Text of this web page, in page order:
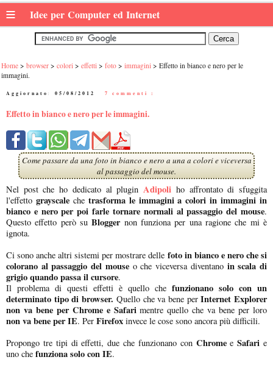
≡ Idee per Computer ed Internet
Home browser colori effetti foto immagini
Effetto in bianco e nero per le
immagini.
Aggiornato: 05/08/2012 7 commenti :
Effetto in bianco e nero per le immagini.
Come passare da una foto in bianco e nero a una a colori e viceversa
al passaggio del mouse.
Nel post che ho dedicato al pluginAdipoli ho affrontato di sfuggita
l'effetto grayscaleche trasforma le immagini a colori in immagini in
bianco e nero per poi farle tornare normali al passaggio del mouse.
Questo effetto però su Bloggernon funziona per una ragione che mi è
ignota.
Ci sono anche altri sistemi per mostrare delle foto in bianco e nero che si
colorano al passaggio del mouseo che viceversa diventano in scala di
grigioquando passa il cursore.
Il problema di questi effetti è quello che funzionano solo con un
determinato tipo di browser. Quello che va bene perInternet Explorer
non va bene per Chrome e Safarimentre quello che va bene per loro
non va bene per IE. Per Firefox invece le cose sono ancora più difficili.
Propongo tre tipi di effetti, due che funzionano con Chromee Safari e
uno che funziona solo con IE.